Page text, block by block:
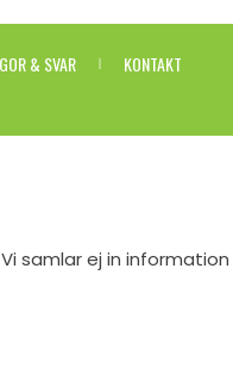
& SVAR KONTAKT
samlar ej in information